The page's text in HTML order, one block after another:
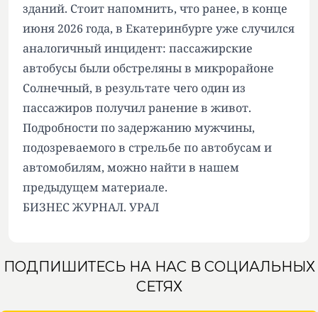
зданий. Стоит напомнить, что ранее, в конце
июня 2026 года, в Екатеринбурге уже случился
аналогичный инцидент: пассажирские
автобусы были обстреляны в микрорайоне
Солнечный, в результате чего один из
пассажиров получил ранение в живот.
Подробности по задержанию мужчины,
подозреваемого в стрельбе по автобусам и
автомобилям, можно найти в нашем
предыдущем материале.
БИЗНЕС ЖУРНАЛ. УРАЛ
ПОДПИШИТЕСЬ НА НАС В СОЦИАЛЬНЫХ
СЕТЯХ